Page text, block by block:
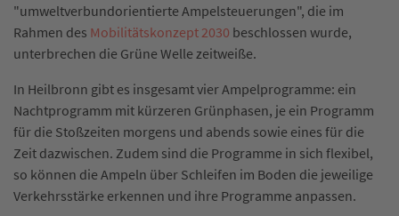
"umweltverbundorientierte Ampelsteuerungen", die im
Rahmen des Mobilitätskonzept 2030 beschlossen wurde,
unterbrechen die Grüne Welle zeitweiße.
In Heilbronn gibt es insgesamt vier Ampelprogramme: ein
Nachtprogramm mit kürzeren Grünphasen, je ein Programm
für die Stoßzeiten morgens und abends sowie eines für die
Zeit dazwischen. Zudem sind die Programme in sich flexibel,
so können die Ampeln über Schleifen im Boden die jeweilige
Verkehrsstärke erkennen und ihre Programme anpassen.